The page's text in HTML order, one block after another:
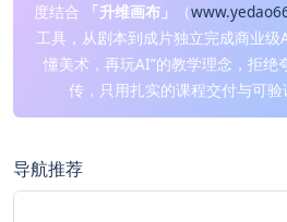
度结合
「升维画布」 （
工具，从剧本到成片独立完成商业级
懂美术，再玩AI”的教学理念，拒绝
传，只用扎实的课程交付与可验
导航推荐